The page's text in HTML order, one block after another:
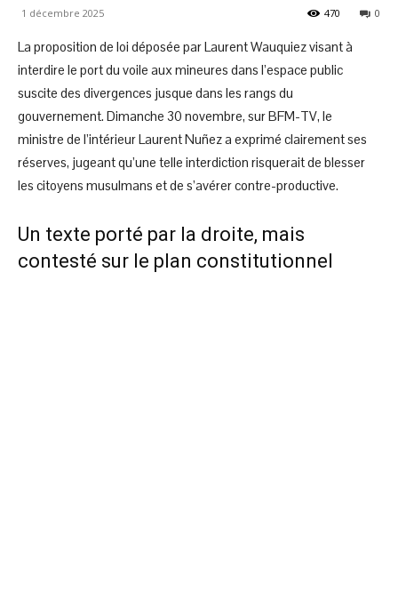
1 décembre 2025 0
470
La proposition de loi déposée par Laurent Wauquiez visant à
interdire le port du voile aux mineures dans l’espace public
suscite des divergences jusque dans les rangs du
gouvernement. Dimanche 30 novembre, sur BFM-TV, le
ministre de l’intérieur Laurent Nuñez a exprimé clairement ses
réserves, jugeant qu’une telle interdiction risquerait de blesser
les citoyens musulmans et de s’avérer contre-productive.
Un texte porté par la droite, mais
contesté sur le plan constitutionnel